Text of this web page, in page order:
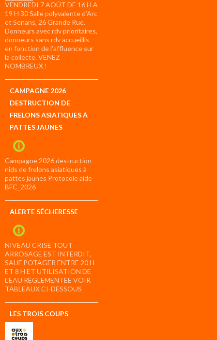
VENDREDI 7 AOÛT DE 16 H A
19 H 30 Salle polyvalente d’Arc
et Senans, 26 Grande Rue.
Donneurs avec rdv prioritaires,
donneurs sans rdv accueillis
en fonction de l’affluence sur
la collecte. VENEZ
NOMBREUX !
CAMPAGNE 2026
DESTRUCTION DE
FRELONS ASIATIQUES À
PATTES JAUNES
Campagne 2026 destruction
nids de frelons asiatiques à
pattes jaunes Protocole aide
BFC_2026
ALERTE SÉCHERESSE
NIVEAU CRISE TOUT
ARROSAGE EST INTERDIT,
SAUF POTAGER ENTRE 20 H
ET 8 H ET UTILISATION DE
L’EAU RÉGLEMENTÉE VOIR
TABLEAUX CI-DESSOUS
LES TROIS COUPS